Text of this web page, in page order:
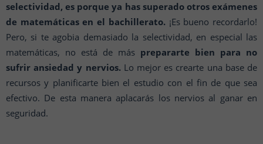
selectividad, es porque ya has superado otros exámenes
de matemáticas en el bachillerato.¡Es bueno recordarlo!
Pero, si te agobia demasiado la selectividad, en especial las
matemáticas, no está de más prepararte bien para no
sufrir ansiedad y nervios.Lo mejor es crearte una base de
recursos y planificarte bien el estudio con el fin de que sea
efectivo. De esta manera aplacarás los nervios al ganar en
seguridad.